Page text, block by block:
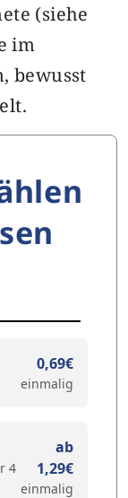
(siehe
im
bewusst
0,69€
einmalig
4
ab
1,29€
einmalig